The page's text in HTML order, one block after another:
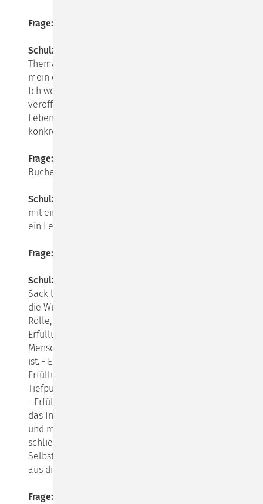
Frage:
Schulz von Thun:
Thema habe ich natürlich auch immer wieder an
mein eigenes Leben denken müssen, denken dürfen.
Ich wollte jetzt ja nicht meine Memoiren
veröffentlichen, bloß nicht! Aber manches
Lebensbeispiel eignete sich gut, um das Gemeinte
konkret werden zu lassen.
Frage:
Buches wird ein neues Modell angekündigt!
Schulz von Thun:
mit einem Kreis in der Mitte - 5 Felder, in denen sich
ein Leben erfüllen kann.
Frage:
Schulz von Thun:
Sack lassen? Also gut: Erfüllung vom Typus Alpha ist
die Wunscherfüllung - hier spielen Sehnsüchte eine
Rolle, die zuweilen nicht leicht zu entdecken sind.
Erfüllung vom Typus Beta ist Sinnerfüllung - der
Mensch will für etwas da sein, was nicht nur er selbst
ist. - Erfüllung vom Typus Gamma ist die biografische
Erfüllung: alles was mir widerfährt an Hoch- und
Tiefpunkten auf der Reise durch mein eigenes Leben.
- Erfüllung vom Typus Delta ist die Daseinserfüllung:
das Innewerden des großen Mysteriums, dass es dich
und mich gibt, in einer Welt die es gibt. - Und
schließlich die Erfüllung vom Typus Omega, die
Selbsterfüllung: in dem Maße, wie es dir gelingt, das
aus dir zu machen, was als Möglichkeit in dir steckt.
Frage: